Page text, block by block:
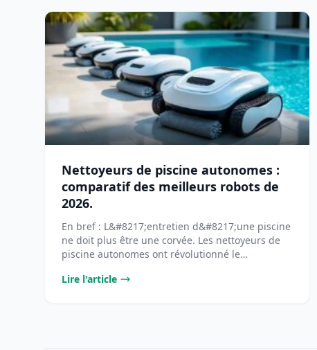
Nettoyeurs de piscine autonomes :
comparatif des meilleurs robots de
2026.
En bref : L&#8217;entretien d&#8217;une piscine
ne doit plus être une corvée. Les nettoyeurs de
piscine autonomes ont révolutionné le
Lire l'article